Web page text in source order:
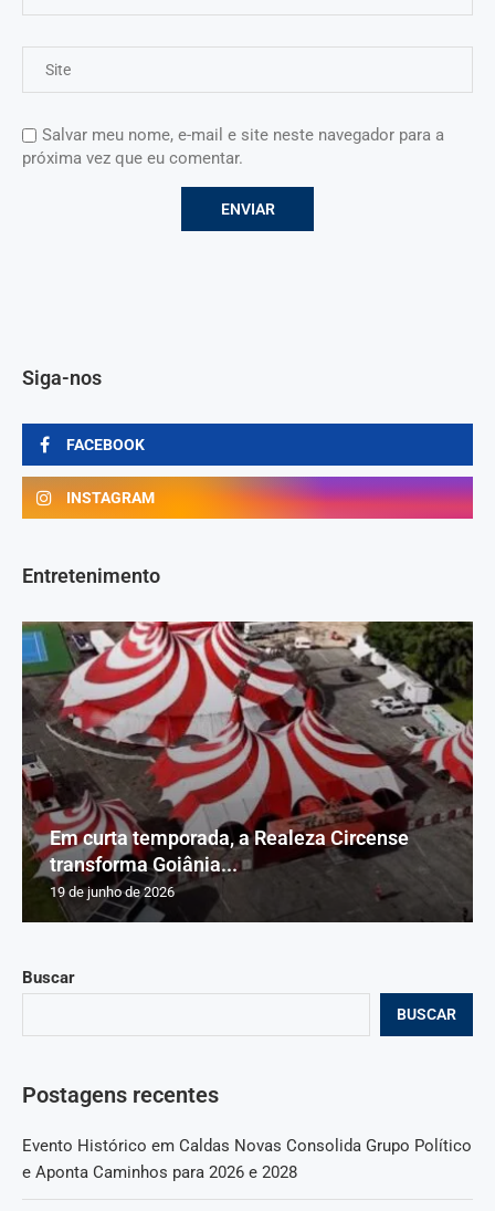
Salvar meu nome, e-mail e site neste navegador para a
próxima vez que eu comentar.
Buscar
BUSCAR
Postagens recentes
Evento Histórico em Caldas Novas Consolida Grupo Político
e Aponta Caminhos para 2026 e 2028
Siga-nos
FACEBOOK
INSTAGRAM
Entretenimento
Em curta temporada, a Realeza Circense
transforma Goiânia...
19 de junho de 2026